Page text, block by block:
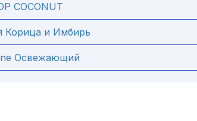
COCONUT
Корица и Имбирь
Освежающий